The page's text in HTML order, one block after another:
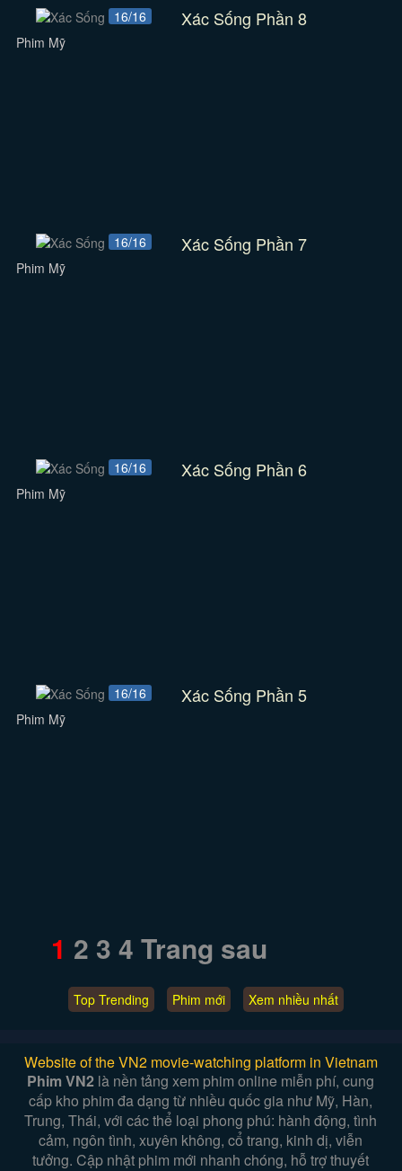
16/16 Xác Sống Phần 8
Phim Mỹ
16/16 Xác Sống Phần 7
Phim Mỹ
16/16 Xác Sống Phần 6
Phim Mỹ
16/16 Xác Sống Phần 5
Phim Mỹ
1 2 3 4 Trang sau
Top Trending Phim mới Xem nhiều nhất
Website of the VN2 movie-watching platform in Vietnam
Phim VN2 là nền tảng xem phim online miễn phí, cung
cấp kho phim đa dạng từ nhiều quốc gia như Mỹ, Hàn,
Trung, Thái, với các thể loại phong phú: hành động, tình
cảm, ngôn tình, xuyên không, cổ trang, kinh dị, viễn
tưởng. Cập nhật phim mới nhanh chóng, hỗ trợ thuyết